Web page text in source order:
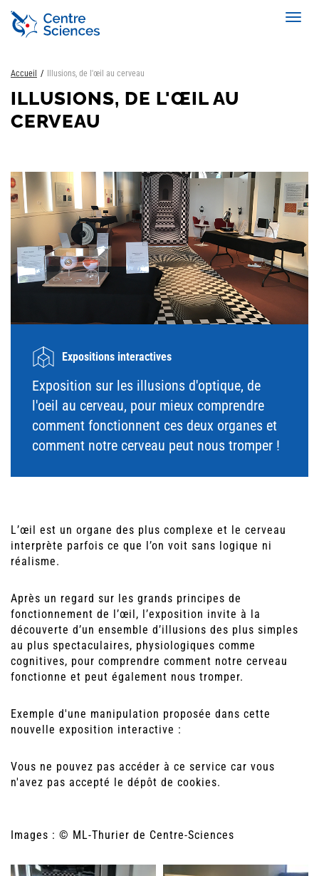
Aller
contenu
Accueil Illusions, de l'œil au cerveau
ILLUSIONS, DE L'ŒIL AU
CERVEAU
Expositions interactives
Exposition sur les illusions d'optique, de
l'oeil au cerveau, pour mieux comprendre
comment fonctionnent ces deux organes et
comment notre cerveau peut nous tromper !
L’œil est un organe des plus complexe et le cerveau
interprète parfois ce que l’on voit sans logique ni
réalisme.
Après un regard sur les grands principes de
fonctionnement de l’œil, l’exposition invite à la
découverte d’un ensemble d’illusions des plus simples
au plus spectaculaires, physiologiques comme
cognitives, pour comprendre comment notre cerveau
fonctionne et peut également nous tromper.
Exemple d'une manipulation proposée dans cette
nouvelle exposition interactive :
Vous ne pouvez pas accéder à ce service car vous
n'avez pas accepté le dépôt de cookies.
Images : © ML-Thurier de Centre-Sciences